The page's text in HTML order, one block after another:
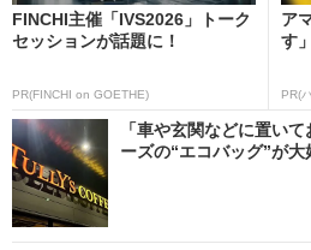
FINCHI主催「IVS2026」トーク
セッションが話題に！
PR(FINCHI on GOETHE)
ア
す
PR(
「車や玄関などに置い
ーズの“エコバッグ”が